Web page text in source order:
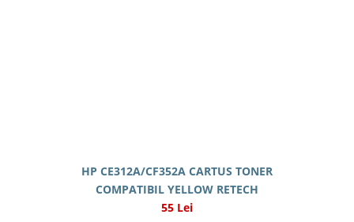
HP CE312A/CF352A CARTUS TONER
COMPATIBIL YELLOW RETECH
55 Lei